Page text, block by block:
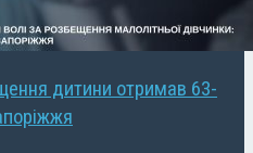
дитини отримав 63-